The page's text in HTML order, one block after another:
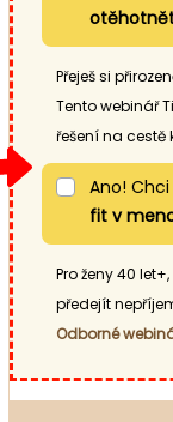
Přeješ si
Tento webinář
řešení na cestě
Ano!
fit v
Pro ženy 40
předejít
Odborné